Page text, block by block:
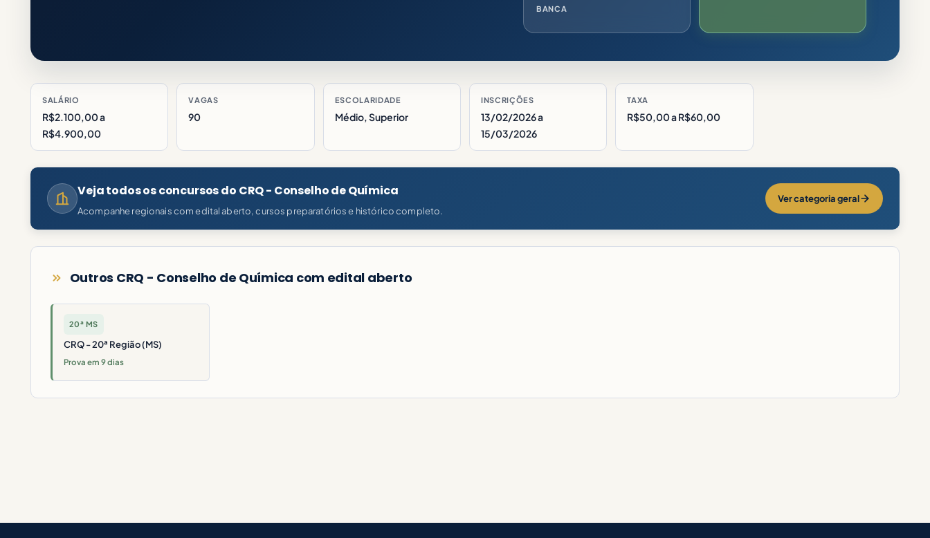
BANCA
SALÁRIO
R$2.100,00 a
R$4.900,00
VAGAS
90
ESCOLARIDADE
Médio, Superior
INSCRIÇÕES
13/02/2026 a
15/03/2026
TAXA
R$50,00 a R$60,00
Veja todos os concursos do CRQ - Conselho de Química
Acompanhe regionais com edital aberto, cursos preparatórios e histórico completo.
Ver categoria geral
Outros CRQ - Conselho de Química com edital aberto
20ª MS
CRQ - 20ª Região (MS)
Prova em 9 dias